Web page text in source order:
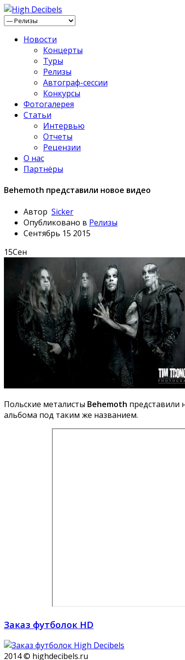
Новости
Концерты
Туры
Релизы
Автограф-сессии
Конкурсы
Фотогалерея
Статьи
Интервью
Отчеты
Рецензии
О нас
Партнёры
Behemoth представили новое видео
Автор Sicker
Опубликовано в Релизы
Сентябрь 15 2015
15Сен
Польские металисты Behemoth представили
альбома под таким же названием.
Заказ футболок HD
2014 © highdecibels.ru